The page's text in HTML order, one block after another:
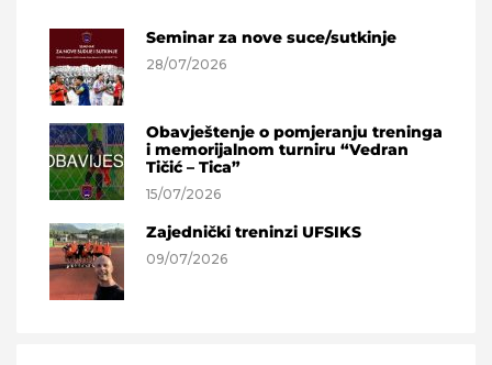
Seminar za nove suce/sutkinje
28/07/2026
Obavještenje o pomjeranju treninga
i memorijalnom turniru “Vedran
Tičić – Tica”
15/07/2026
Zajednički treninzi UFSIKS
09/07/2026